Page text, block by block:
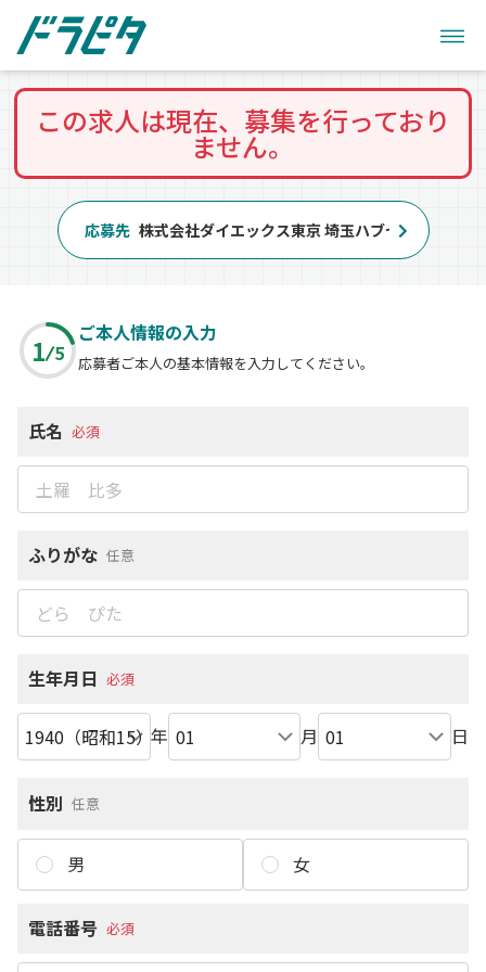
この求人は現在、募集を行っており
ません。
応募先 株式会社ダイエックス東京 埼玉ハブセンター（求
1 5
ご本人情報の入力
応募者ご本人の基本情報を入力してください。
氏名 必須
ふりがな 任意
生年月日 必須
年 月 日
性別 任意
男 女
電話番号 必須